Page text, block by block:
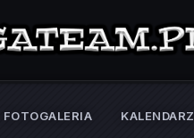
FOTOGALERIA KALENDARZ